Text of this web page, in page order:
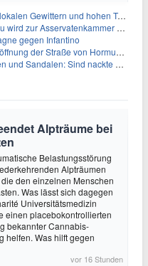
Gewittern und hohen Temperaturen
Asservatenkammer der Geschichte
gegen Infantino
der Straße von Hormus ungewiss
Sandalen: Sind nackte Füße eklig?
Alpträume bei
Belastungsstörung
Alpträumen
den einzelnen Menschen
Was lässt sich dagegen
Universitätsmedizin
einen placebokontrollierten
bekannter Cannabis-
helfen. Was hilft gegen
vor 16 Stunden